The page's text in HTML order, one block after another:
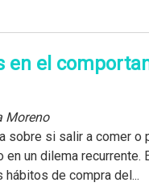
en el
Moreno
sobre si salir a comer
en un dilema
de compra del...